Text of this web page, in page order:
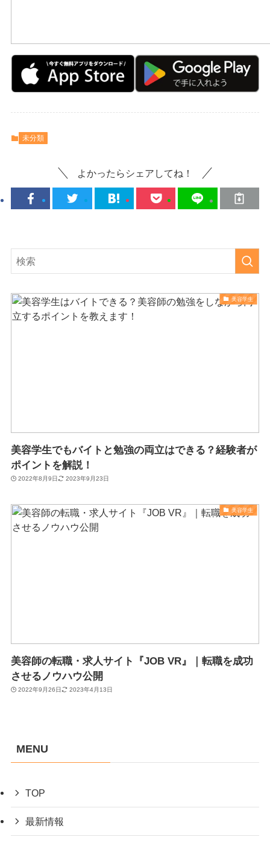
未分類
よかったらシェアしてね！
美容学生
美容学生でもバイトと勉強の両立はできる？経験者が
ポイントを解説！
2022年8月9日 2023年9月23日
美容学生
美容師の転職・求人サイト『JOB VR』｜転職を成功
させるノウハウ公開
2022年9月26日 2023年4月13日
MENU
TOP
最新情報